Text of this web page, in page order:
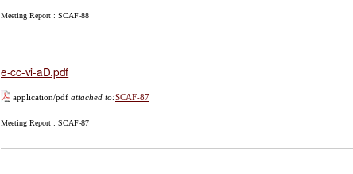
Meeting Report : SCAF-88
e-cc-vi-aD.pdf
application/pdf attached to:SCAF-87
Meeting Report : SCAF-87